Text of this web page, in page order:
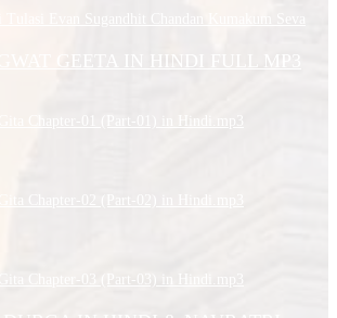
GEETA IN HINDI FULL MP3
Chapter-03 (Part-03) in Hindi.mp3